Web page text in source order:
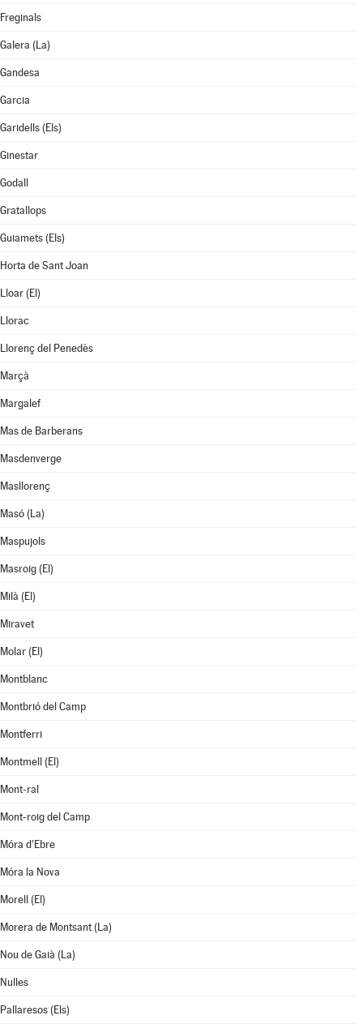
Freginals
Galera (La)
Gandesa
Garcia
Garidells (Els)
Ginestar
Godall
Gratallops
Guiamets (Els)
Horta de Sant Joan
Lloar (El)
Llorac
Llorenç del Penedès
Marçà
Margalef
Mas de Barberans
Masdenverge
Masllorenç
Masó (La)
Maspujols
Masroig (El)
Milà (El)
Miravet
Molar (El)
Montblanc
Montbrió del Camp
Montferri
Montmell (El)
Mont-ral
Mont-roig del Camp
Móra d'Ebre
Móra la Nova
Morell (El)
Morera de Montsant (La)
Nou de Gaià (La)
Nulles
Pallaresos (Els)